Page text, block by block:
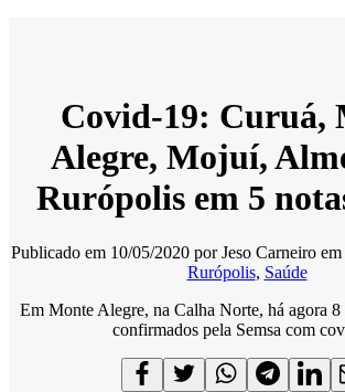
Covid-19: Curuá,
Alegre, Mojuí,
Rurópolis em 5
Publicado em 10/05/2020 porJeso Carneiro em
Rurópolis, Saúde
Em Monte Alegre, na Calha Norte, há agora 8
confirmados pela Semsa com